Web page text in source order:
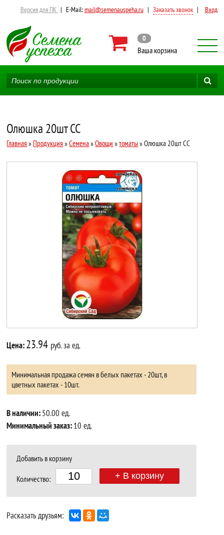
Версия для ПК | E-Mail:mail@semenauspeha.ru | Заказать звонок | Вход
0
Ваша корзина
Олюшка 20шт СС
Главная » Продукция »Семена»Овощи »томаты» Олюшка 20шт СС
Цена:23.94 руб. за ед.
Минимальная продажа семян в белых пакетах - 20шт, в
цветных пакетах - 10шт.
В наличии:50.00 ед.
Минимальный заказ:10 ед.
Добавить в корзину
Количество: + В корзину
Расказать друзьям: